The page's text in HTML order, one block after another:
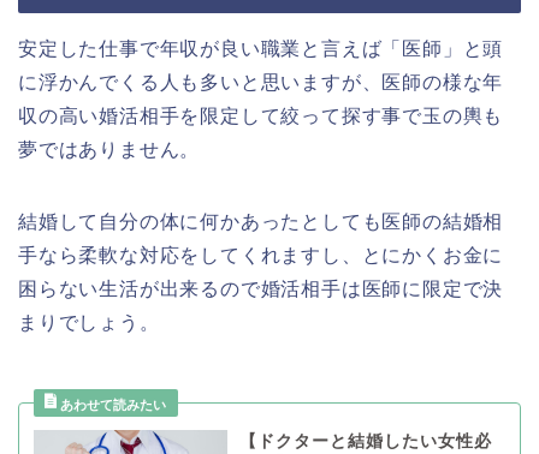
安定した仕事で年収が良い職業と言えば「医師」と頭
に浮かんでくる人も多いと思いますが、医師の様な年
収の高い婚活相手を限定して絞って探す事で玉の輿も
夢ではありません。
結婚して自分の体に何かあったとしても医師の結婚相
手なら柔軟な対応をしてくれますし、とにかくお金に
困らない生活が出来るので婚活相手は医師に限定で決
まりでしょう。
【ドクターと結婚したい女性必